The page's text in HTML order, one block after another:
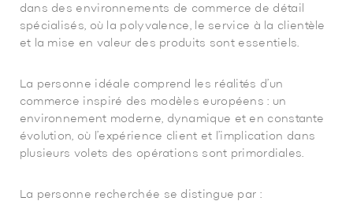
dans des environnements de commerce de détail
spécialisés, où la polyvalence, le service à la clientèle
et la mise en valeur des produits sont essentiels.
La personne idéale comprend les réalités d’un
commerce inspiré des modèles européens : un
environnement moderne, dynamique et en constante
évolution, où l’expérience client et l’implication dans
plusieurs volets des opérations sont primordiales.
La personne recherchée se distingue par :